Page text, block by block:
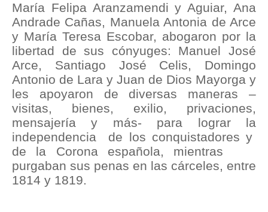
María Felipa Aranzamendi y Aguiar, Ana
Andrade Cañas, Manuela Antonia de Arce
y María Teresa Escobar, abogaron por la
libertad de sus cónyuges: Manuel José
Arce, Santiago José Celis, Domingo
Antonio de Lara y Juan de Dios Mayorga y
les apoyaron de diversas maneras –
visitas, bienes, exilio, privaciones,
mensajería y más- para lograr la
independencia de los conquistadores y
de la Corona española, mientras
purgaban sus penas en las cárceles, entre
1814 y 1819.